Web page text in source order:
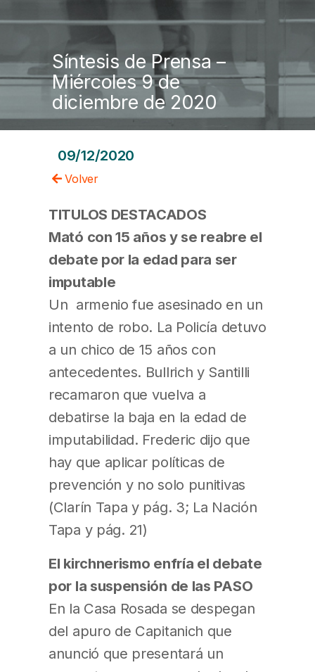
Síntesis de Prensa –
Miércoles 9 de
diciembre de 2020
09/12/2020
Volver
TITULOS DESTACADOS
Mató con 15 años y se reabre el
debate por la edad para ser
imputable
Un armenio fue asesinado en un
intento de robo. La Policía detuvo
a un chico de 15 años con
antecedentes. Bullrich y Santilli
recamaron que vuelva a
debatirse la baja en la edad de
imputabilidad. Frederic dijo que
hay que aplicar políticas de
prevención y no solo punitivas
(Clarín Tapa y pág. 3; La Nación
Tapa y pág. 21)
El kirchnerismo enfría el debate
por la suspensión de las PASO
En la Casa Rosada se despegan
del apuro de Capitanich que
anunció que presentará un